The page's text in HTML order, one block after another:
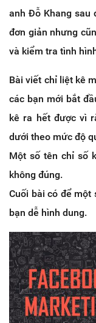
anh Đỗ Khang sau
đơn giản nhưng
và kiểm tra tình
Bài viết chỉ liệt kê
các bạn mới bắt
kê ra hết được vì
dưới theo mức độ
Một số tên chỉ số
không đúng.
Cuối bài có để một
bạn dễ hình dung.